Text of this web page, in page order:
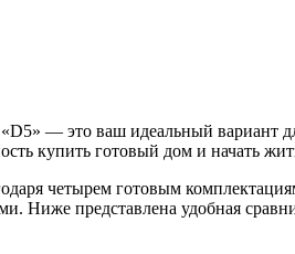
— это ваш идеальный
купить готовый дом и начать
четырем готовым
представлена удобная